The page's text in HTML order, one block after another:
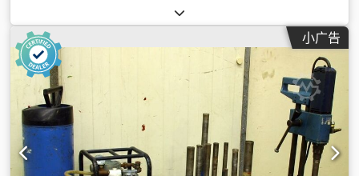
小广告